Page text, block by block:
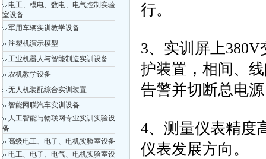
电工、模电、数电、电气控制实验
室设备
军用车辆实训教学设备
注塑机演示模型
工业机器人与智能制造实训设备
农机教学设备
无人机装配综合实训装置
智能网联汽车实训设备
人工智能与物联网专业实训实验设
备
高级电工、电子、电机实验室设备
电工、电子、电气、电机实验室设
行。
3、实训屏上
护装置，相间、
告警并切断总电
4、测量仪表精度
仪表发展方向。